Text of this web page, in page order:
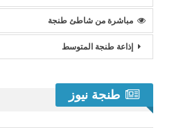
مباشرة من شاطئ طنجة
إذاعة طنجة المتوسط
طنجة نيوز